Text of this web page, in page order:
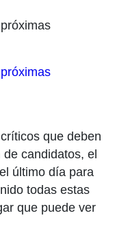
que deben
candidatos, el
último día para
todas estas
que puede ver